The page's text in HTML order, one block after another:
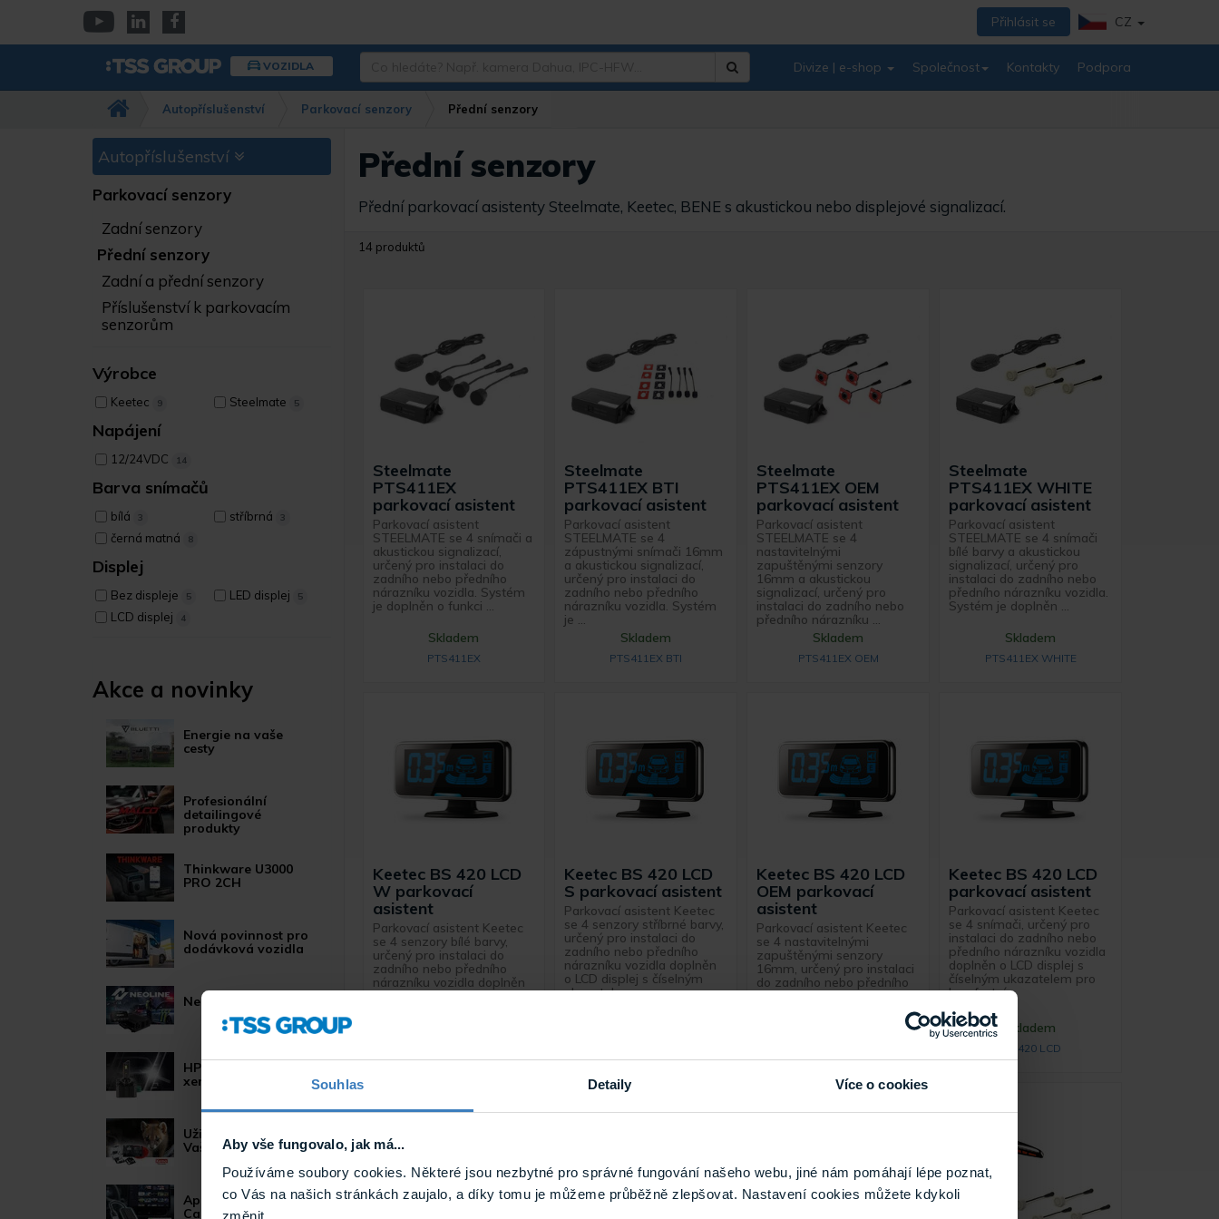
Souhlas Detaily Více o cookies
Aby vše fungovalo, jak má...
Používáme soubory cookies. Některé jsou nezbytné pro správné fungování našeho webu, jiné nám pomáhají lépe poznat,
co Vás na našich stránkách zaujalo, a díky tomu je můžeme průběžně zlepšovat. Nastavení cookies můžete kdykoli
YouTubeLinkedinFacebook
Přihlásit se CZ
VOZIDLA
Co
Např.
kamera
HFW…
Divize | e-shop Společnost Kontakty Podpora
Autopříslušenství Parkovací senzory Přední senzory
Autopříslušenství
Parkovací senzory
Zadní senzory
Přední senzory
Zadní a přední senzory
Příslušenství k parkovacím
senzorům
Výrobce
Keetec 9 Steelmate 5
Napájení
12/24VDC 14
Barva snímačů
bílá 3
černá matná 8
stříbrná 3
Displej
Bez displeje 5
LCD displej 4
LED displej 5
Akce a novinky
Energie na vaše
cesty
Profesionální
detailingové
produkty
Thinkware U3000
PRO 2CH
Nová povinnost pro
dodávková vozidla
Neoline POWER
HP LED žárovky pro
xenonové světlomety
Užitečné novinky pro
Vaše auto
Apple
CarPlay/Android
Přední senzory
Přední parkovací asistenty Steelmate, Keetec, BENE s akustickou nebo displejové signalizací.
14 produktů
Steelmate
PTS411EX
parkovací asistent
Parkovací asistent
STEELMATE se 4 snímači a
akustickou signalizací,
určený pro instalaci do
zadního nebo předního
nárazníku vozidla. Systém
je doplněn o funkci ...
Skladem
PTS411EX
Steelmate
PTS411EX BTI
parkovací asistent
Parkovací asistent
STEELMATE se 4
zápustnými snímači 16mm
a akustickou signalizací,
určený pro instalaci do
zadního nebo předního
nárazníku vozidla. Systém
je ...
Skladem
PTS411EX BTI
Steelmate
PTS411EX OEM
parkovací asistent
Parkovací asistent
STEELMATE se 4
nastavitelnými
zapuštěnými senzory
16mm a akustickou
signalizací, určený pro
instalaci do zadního nebo
předního nárazníku ...
Skladem
PTS411EX OEM
Steelmate
PTS411EX WHITE
parkovací asistent
Parkovací asistent
STEELMATE se 4 snímači
bílé barvy a akustickou
signalizací, určený pro
instalaci do zadního nebo
předního nárazníku vozidla.
Systém je doplněn ...
Skladem
PTS411EX WHITE
Keetec BS 420 LCD
W parkovací
asistent
Parkovací asistent Keetec
se 4 senzory bílé barvy,
určený pro instalaci do
zadního nebo předního
nárazníku vozidla doplněn
o LCD displej s číselným
Keetec BS 420 LCD
S parkovací asistent
Parkovací asistent Keetec
se 4 senzory stříbrné barvy,
určený pro instalaci do
zadního nebo předního
nárazníku vozidla doplněn
o LCD displej s číselným
ukazatelem ...
Keetec BS 420 LCD
OEM parkovací
asistent
Parkovací asistent Keetec
se 4 nastavitelnými
zapuštěnými senzory
16mm, určený pro instalaci
do zadního nebo předního
nárazníku vozidla doplněn
Keetec BS 420 LCD
parkovací asistent
Parkovací asistent Keetec
se 4 snímači, určený pro
instalaci do zadního nebo
předního nárazníku vozidla
doplněn o LCD displej s
číselným ukazatelem pro
komfortní ...
Skladem
BS 420 LCD